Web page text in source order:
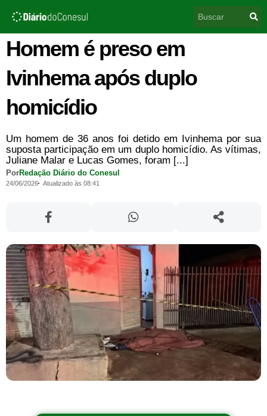
para
conteúdo
Homem é preso em
Ivinhema após duplo
homicídio
Um homem de 36 anos foi detido em Ivinhema por sua
suposta participação em um duplo homicídio. As vítimas,
Juliane Malar e Lucas Gomes, foram [...]
PorRedação Diário do Conesul
24/06/2026 Atualizado às 08:41